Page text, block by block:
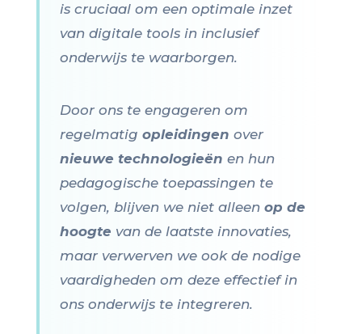
is cruciaal om een optimale inzet
van digitale tools in inclusief
onderwijs te waarborgen.
Door ons te engageren om
regelmatig opleidingen over
nieuwe technologieën en hun
pedagogische toepassingen te
volgen, blijven we niet alleen op de
hoogte van de laatste innovaties,
maar verwerven we ook de nodige
vaardigheden om deze effectief in
ons onderwijs te integreren.